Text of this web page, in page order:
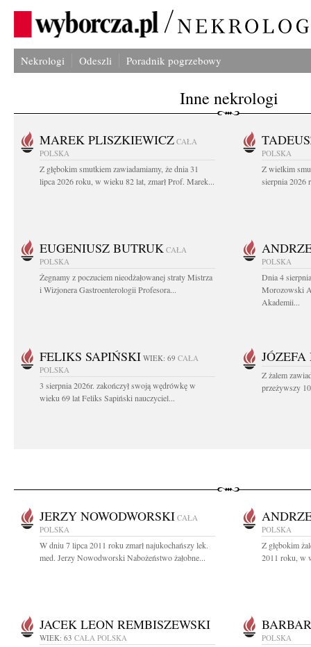
Nekrologi Odeszli Poradnik pogrzebowy
Inne nekrologi
MAREK PLISZKIEWICZ CAŁA
POLSKA
Z głębokim smutkiem zawiadamiamy, że dnia 31
lipca 2026 roku, w wieku 82 lat, zmarł Prof. Marek...
POLSKA
Z wielkim
sierpnia 2026
EUGENIUSZ BUTRUK CAŁA
POLSKA
Żegnamy z poczuciem nieodżałowanej straty Mistrza
i Wizjonera Gastroenterologii Profesora...
POLSKA
Dnia 4
Morozowski
Akademii...
FELIKS SAPIŃSKI WIEK: 69 CAŁA
POLSKA
3 sierpnia 2026r. zakończył swoją wędrówkę w
wieku 69 lat Feliks Sapiński nauczyciel...
Z żalem
przeżywszy
JERZY NOWODWORSKI CAŁA
POLSKA
W dniu 7 lipca 2011 roku zmarł najukochańszy lek.
med. Jerzy Nowodworski Nabożeństwo żałobne...
POLSKA
Z głębokim
2011 roku, w
JACEK LEON REMBISZEWSKI
WIEK: 63 CAŁA POLSKA POLSKA